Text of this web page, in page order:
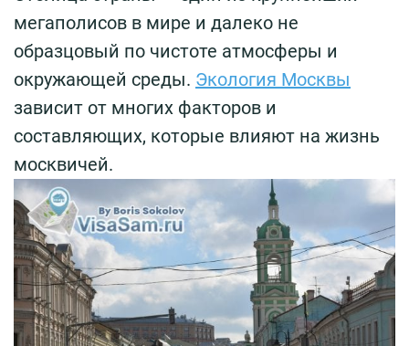
мегаполисов в мире и далеко не
образцовый по чистоте атмосферы и
окружающей среды. Экология Москвы
зависит от многих факторов и
составляющих, которые влияют на жизнь
москвичей.